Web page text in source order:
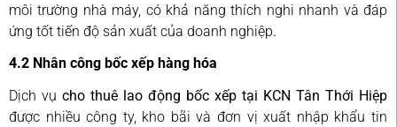
môi trường nhà máy, có khả năng thích nghi nhanh và đáp
ứng tốt tiến độ sản xuất của doanh nghiệp.
4.2 Nhân công bốc xếp hàng hóa
Dịch vụ cho thuê lao động bốc xếp tại KCN Tân Thới Hiệp
được nhiều công ty, kho bãi và đơn vị xuất nhập khẩu tin